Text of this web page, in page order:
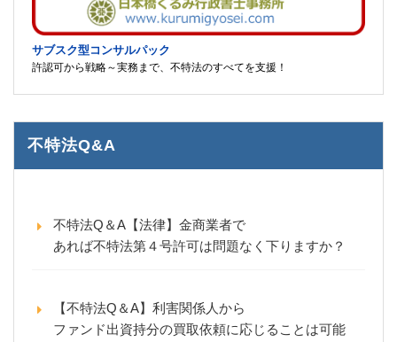
サブスク型コンサルパック
許認可から戦略～実務まで、不特法のすべてを支援！
不特法Q&A
不特法Q＆A【法律】金商業者で
あれば不特法第４号許可は問題なく下りますか？
【不特法Q＆A】利害関係人から
ファンド出資持分の買取依頼に応じることは可能